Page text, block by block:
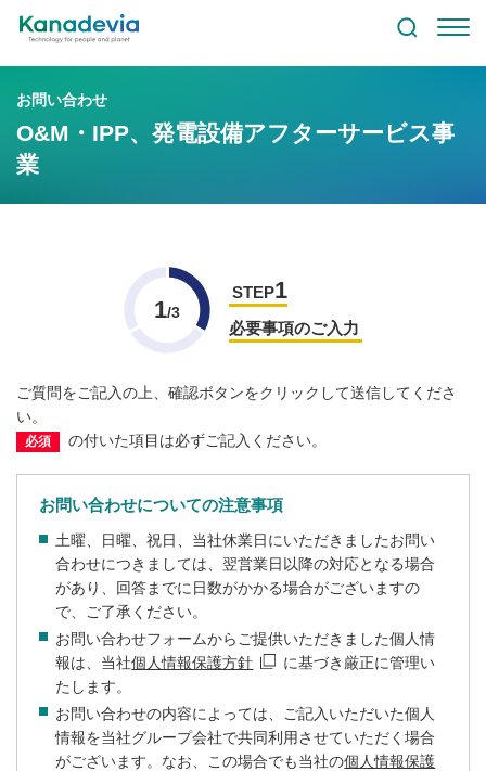
お問い合わせ
O&M・IPP、発電設備アフターサービス事
業
1/3
STEP1
必要事項のご入力
ご質問をご記入の上、確認ボタンをクリックして送信してくださ
い。
必須 の付いた項目は必ずご記入ください。
お問い合わせについての注意事項
土曜、日曜、祝日、当社休業日にいただきましたお問い
合わせにつきましては、翌営業日以降の対応となる場合
があり、回答までに日数がかかる場合がございますの
で、ご了承ください。
お問い合わせフォームからご提供いただきました個人情
報は、当社個人情報保護方針
に基づき厳正に管理い
たします。
お問い合わせの内容によっては、ご記入いただいた個人
情報を当社グループ会社で共同利用させていただく場合
がございます。なお、この場合でも当社の個人情報保護